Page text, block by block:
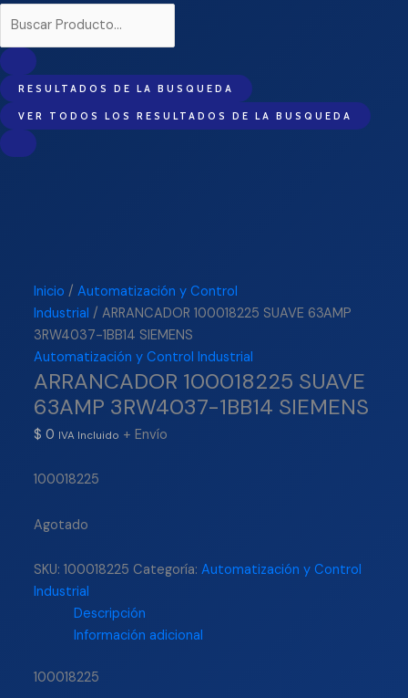
RESULTADOS DE LA BUSQUEDA
VER TODOS LOS RESULTADOS DE LA BUSQUEDA
Inicio /Automatización y Control
Industrial / ARRANCADOR 100018225 SUAVE 63AMP
3RW4037-1BB14 SIEMENS
Automatización y Control Industrial
ARRANCADOR 100018225 SUAVE
63AMP 3RW4037-1BB14 SIEMENS
$ 0 IVA Incluido + Envío
100018225
Agotado
SKU:100018225 Categoría:Automatización y Control
Industrial
Descripción
Información adicional
100018225